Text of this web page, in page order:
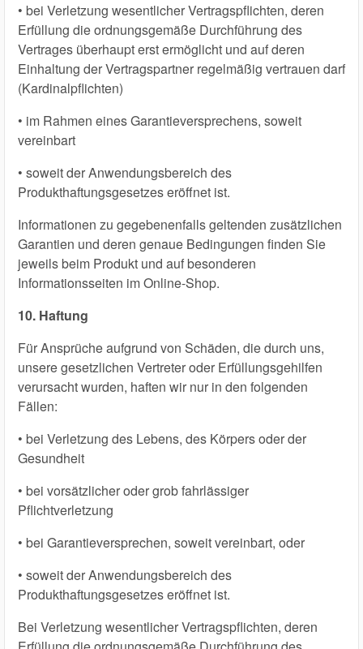
• bei Verletzung wesentlicher Vertragspflichten, deren
Erfüllung die ordnungsgemäße Durchführung des
Vertrages überhaupt erst ermöglicht und auf deren
Einhaltung der Vertragspartner regelmäßig vertrauen darf
(Kardinalpflichten)
• im Rahmen eines Garantieversprechens, soweit
vereinbart
• soweit der Anwendungsbereich des
Produkthaftungsgesetzes eröffnet ist.
Informationen zu gegebenenfalls geltenden zusätzlichen
Garantien und deren genaue Bedingungen finden Sie
jeweils beim Produkt und auf besonderen
Informationsseiten im Online-Shop.
10. Haftung
Für Ansprüche aufgrund von Schäden, die durch uns,
unsere gesetzlichen Vertreter oder Erfüllungsgehilfen
verursacht wurden, haften wir nur in den folgenden
Fällen:
• bei Verletzung des Lebens, des Körpers oder der
Gesundheit
• bei vorsätzlicher oder grob fahrlässiger
Pflichtverletzung
• bei Garantieversprechen, soweit vereinbart, oder
• soweit der Anwendungsbereich des
Produkthaftungsgesetzes eröffnet ist.
Bei Verletzung wesentlicher Vertragspflichten, deren